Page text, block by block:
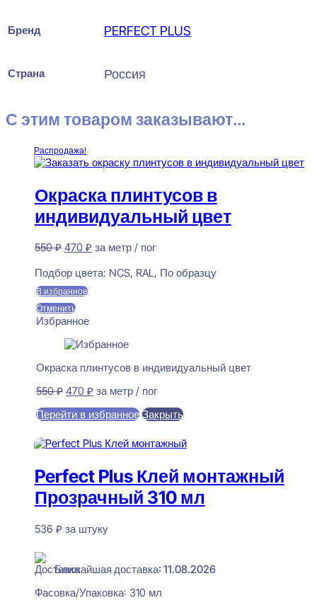
Бренд PERFECT PLUS
Страна Россия
С этим товаром заказывают...
Распродажа!
Окраска плинтусов в
индивидуальный цвет
550₽ Первоначальная
составляла
550 ₽.
470 ₽Текущая
470 ₽.
за метр / пог
Подбор цвета: NCS, RAL, По образцу
В избранное
Отменить
Избранное
Окраска плинтусов в индивидуальный цвет
550₽ Первоначальная
составляла
470 ₽Текущая
470 ₽.
за метр / пог
Перейти в избранное Закрыть
Perfect Plus Клей монтажный
Прозрачный 310 мл
536 ₽ за штуку
Ближайшая доставка: 11.08.2026
Фасовка/Упаковка: 310 мл